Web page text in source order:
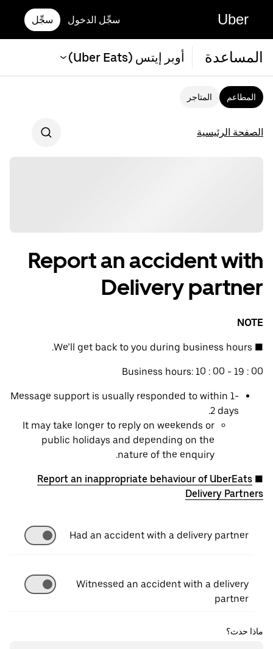
Uber سجِّل الدخول سجِّل
المساعدة أوبر إيتس (Uber Eats)
المطاعم المتاجر
الصفحة الرئيسية
Report an accident with
Delivery partner
NOTE
■ We’ll get back to you during business hours.
Business hours: 10 : 00 - 19 : 00
Message support is usually responded to within 1-
2 days.
It may take longer to reply on weekends or
public holidays and depending on the
nature of the enquiry.
■
Report an inappropriate behaviour of UberEats
Delivery Partners
Had an accident with a delivery partner
Witnessed an accident with a delivery
partner
ماذا حدث؟